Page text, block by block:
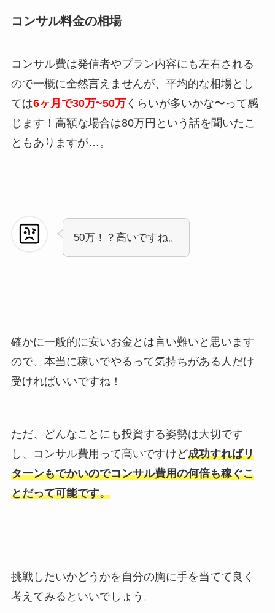
コンサル料金の相場
コンサル費は発信者やプラン内容にも左右される
ので一概に全然言えませんが、平均的な相場とし
ては6ヶ月で30万~50万くらいが多いかな〜って感
じます！高額な場合は80万円という話を聞いたこ
ともありますが…。
50万！？高いですね。
確かに一般的に安いお金とは言い難いと思います
ので、本当に稼いでやるって気持ちがある人だけ
受ければいいですね！
ただ、どんなことにも投資する姿勢は大切です
し、コンサル費用って高いですけど成功すればリ
ターンもでかいのでコンサル費用の何倍も稼ぐこ
とだって可能です。
挑戦したいかどうかを自分の胸に手を当てて良く
考えてみるといいでしょう。